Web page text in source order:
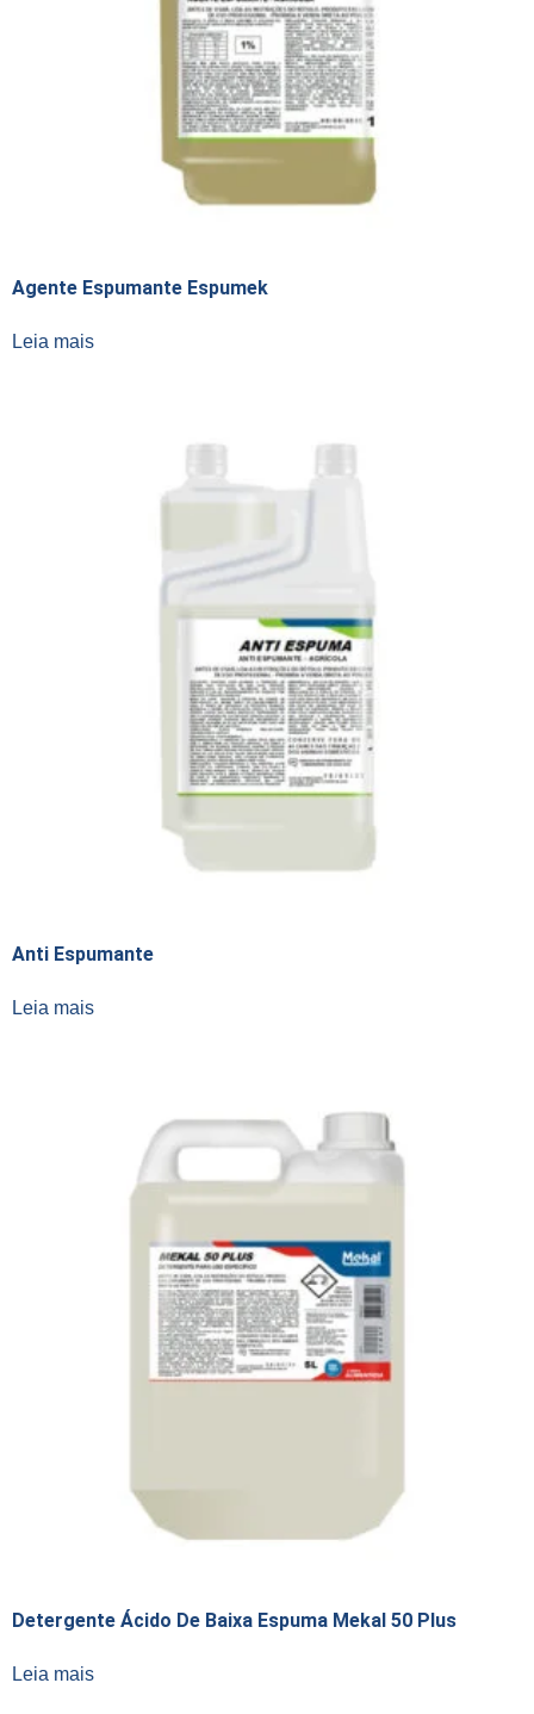
Agente Espumante Espumek
Leia mais
Anti Espumante
Leia mais
Detergente Ácido De Baixa Espuma Mekal 50 Plus
Leia mais